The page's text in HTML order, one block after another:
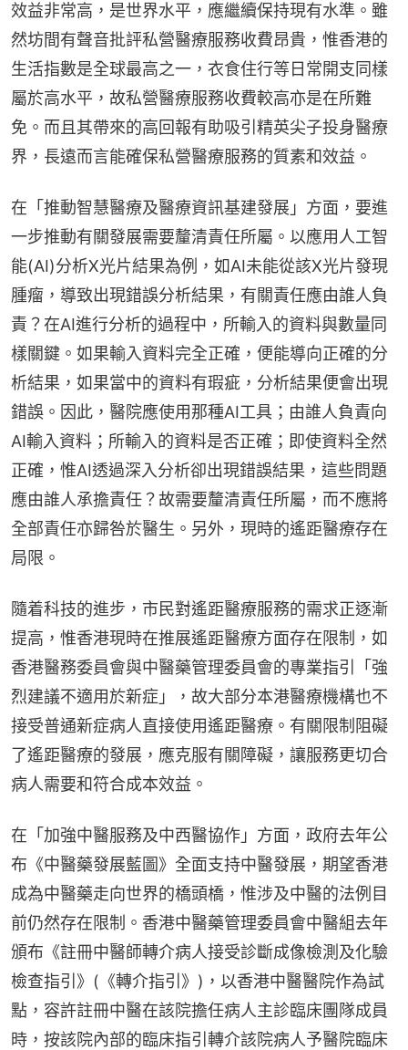
效益非常高，是世界水平，應繼續保持現有水準。雖
然坊間有聲音批評私營醫療服務收費昂貴，惟香港的
生活指數是全球最高之一，衣食住行等日常開支同樣
屬於高水平，故私營醫療服務收費較高亦是在所難
免。而且其帶來的高回報有助吸引精英尖子投身醫療
界，長遠而言能確保私營醫療服務的質素和效益。
在「推動智慧醫療及醫療資訊基建發展」方面，要進
一步推動有關發展需要釐清責任所屬。以應用人工智
能(AI)分析X光片結果為例，如AI未能從該X光片發現
腫瘤，導致出現錯誤分析結果，有關責任應由誰人負
責？在AI進行分析的過程中，所輸入的資料與數量同
樣關鍵。如果輸入資料完全正確，便能導向正確的分
析結果，如果當中的資料有瑕疵，分析結果便會出現
錯誤。因此，醫院應使用那種AI工具；由誰人負責向
AI輸入資料；所輸入的資料是否正確；即使資料全然
正確，惟AI透過深入分析卻出現錯誤結果，這些問題
應由誰人承擔責任？故需要釐清責任所屬，而不應將
全部責任亦歸咎於醫生。另外，現時的遙距醫療存在
局限。
隨着科技的進步，市民對遙距醫療服務的需求正逐漸
提高，惟香港現時在推展遙距醫療方面存在限制，如
香港醫務委員會與中醫藥管理委員會的專業指引「強
烈建議不適用於新症」，故大部分本港醫療機構也不
接受普通新症病人直接使用遙距醫療。有關限制阻礙
了遙距醫療的發展，應克服有關障礙，讓服務更切合
病人需要和符合成本效益。
在「加強中醫服務及中西醫協作」方面，政府去年公
布《中醫藥發展藍圖》全面支持中醫發展，期望香港
成為中醫藥走向世界的橋頭橋，惟涉及中醫的法例目
前仍然存在限制。香港中醫藥管理委員會中醫組去年
頒布《註冊中醫師轉介病人接受診斷成像檢測及化驗
檢查指引》(《轉介指引》)，以香港中醫醫院作為試
點，容許註冊中醫在該院擔任病人主診臨床團隊成員
時，按該院內部的臨床指引轉介該院病人予醫院臨床